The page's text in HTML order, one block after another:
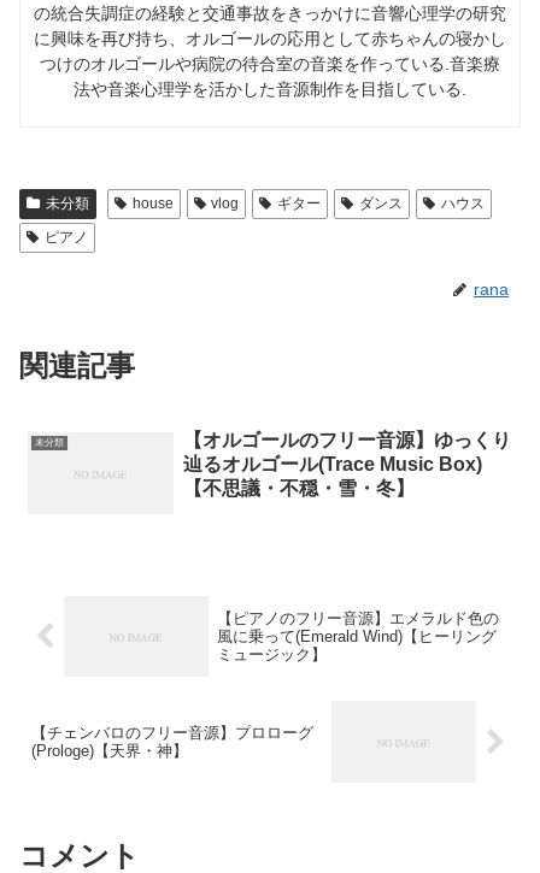
の統合失調症の経験と交通事故をきっかけに音響心理学の研究
に興味を再び持ち、オルゴールの応用として赤ちゃんの寝かし
つけのオルゴールや病院の待合室の音楽を作っている.音楽療
法や音楽心理学を活かした音源制作を目指している.
未分類 house vlog ギター ダンス
ハウス
ピアノ
rana
関連記事
未分類
【オルゴールのフリー音源】ゆっくり
辿るオルゴール(Trace Music Box)
【不思議・不穏・雪・冬】
【ピアノのフリー音源】エメラルド色の
風に乗って(Emerald Wind)【ヒーリング
ミュージック】
【チェンバロのフリー音源】プロローグ
(Prologe)【天界・神】
コメント